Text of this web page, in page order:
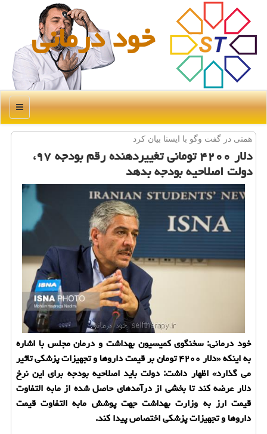
خود درمانی
منو
همتی در گفت وگو با ایسنا بیان كرد
دلار ۴۲۰۰ تومانی تغییردهنده رقم بودجه ۹۷،
دولت اصلاحیه بودجه بدهد
خود درمانی: سخنگوی كمیسیون بهداشت و درمان مجلس با اشاره
به اینكه «دلار ۴۲۰۰ تومان بر قیمت داروها و تجهیزات پزشكی تاثیر
می گذارد» اظهار داشت: دولت باید اصلاحیه بودجه برای این نرخ
دلار عرضه كند تا بخشی از درآمدهای حاصل شده از مابه التفاوت
قیمت ارز به وزارت بهداشت جهت پوشش مابه التفاوت قیمت
داروها و تجهیزات پزشكی اختصاص پیدا كند.